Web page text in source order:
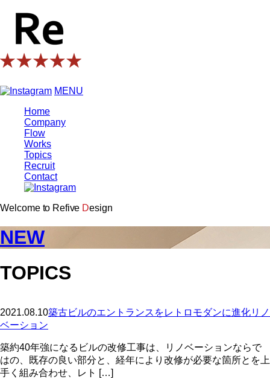
MENU
Home
Company
Flow
Works
Topics
Recruit
Contact
Wel come to Refive Design
NEW
TOPICS
2021.08.10築古ビルのエントランスをレトロモダンに進化リノ
ベーション
築約40年強になるビルの改修工事は、リノベーションならで
はの、既存の良い部分と、経年により改修が必要な箇所とを上
手く組み合わせ、レト […]